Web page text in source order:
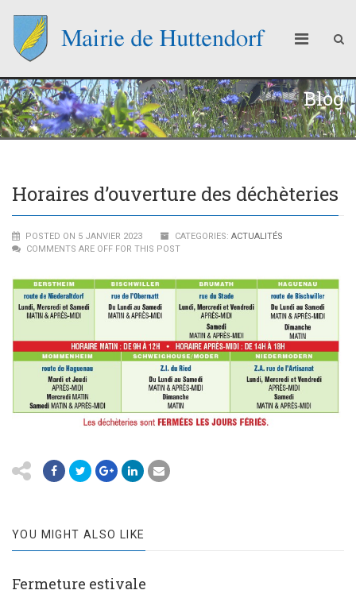
Blog
Horaires d’ouverture des déchèteries
POSTED ON 5 JANVIER 2023 CATEGORIES: ACTUALITÉS
COMMENTS ARE OFF FOR THIS POST
YOU MIGHT ALSO LIKE
Fermeture estivale